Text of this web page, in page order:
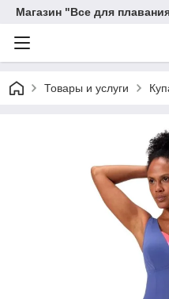
Магазин "Все для
Товары и услуги